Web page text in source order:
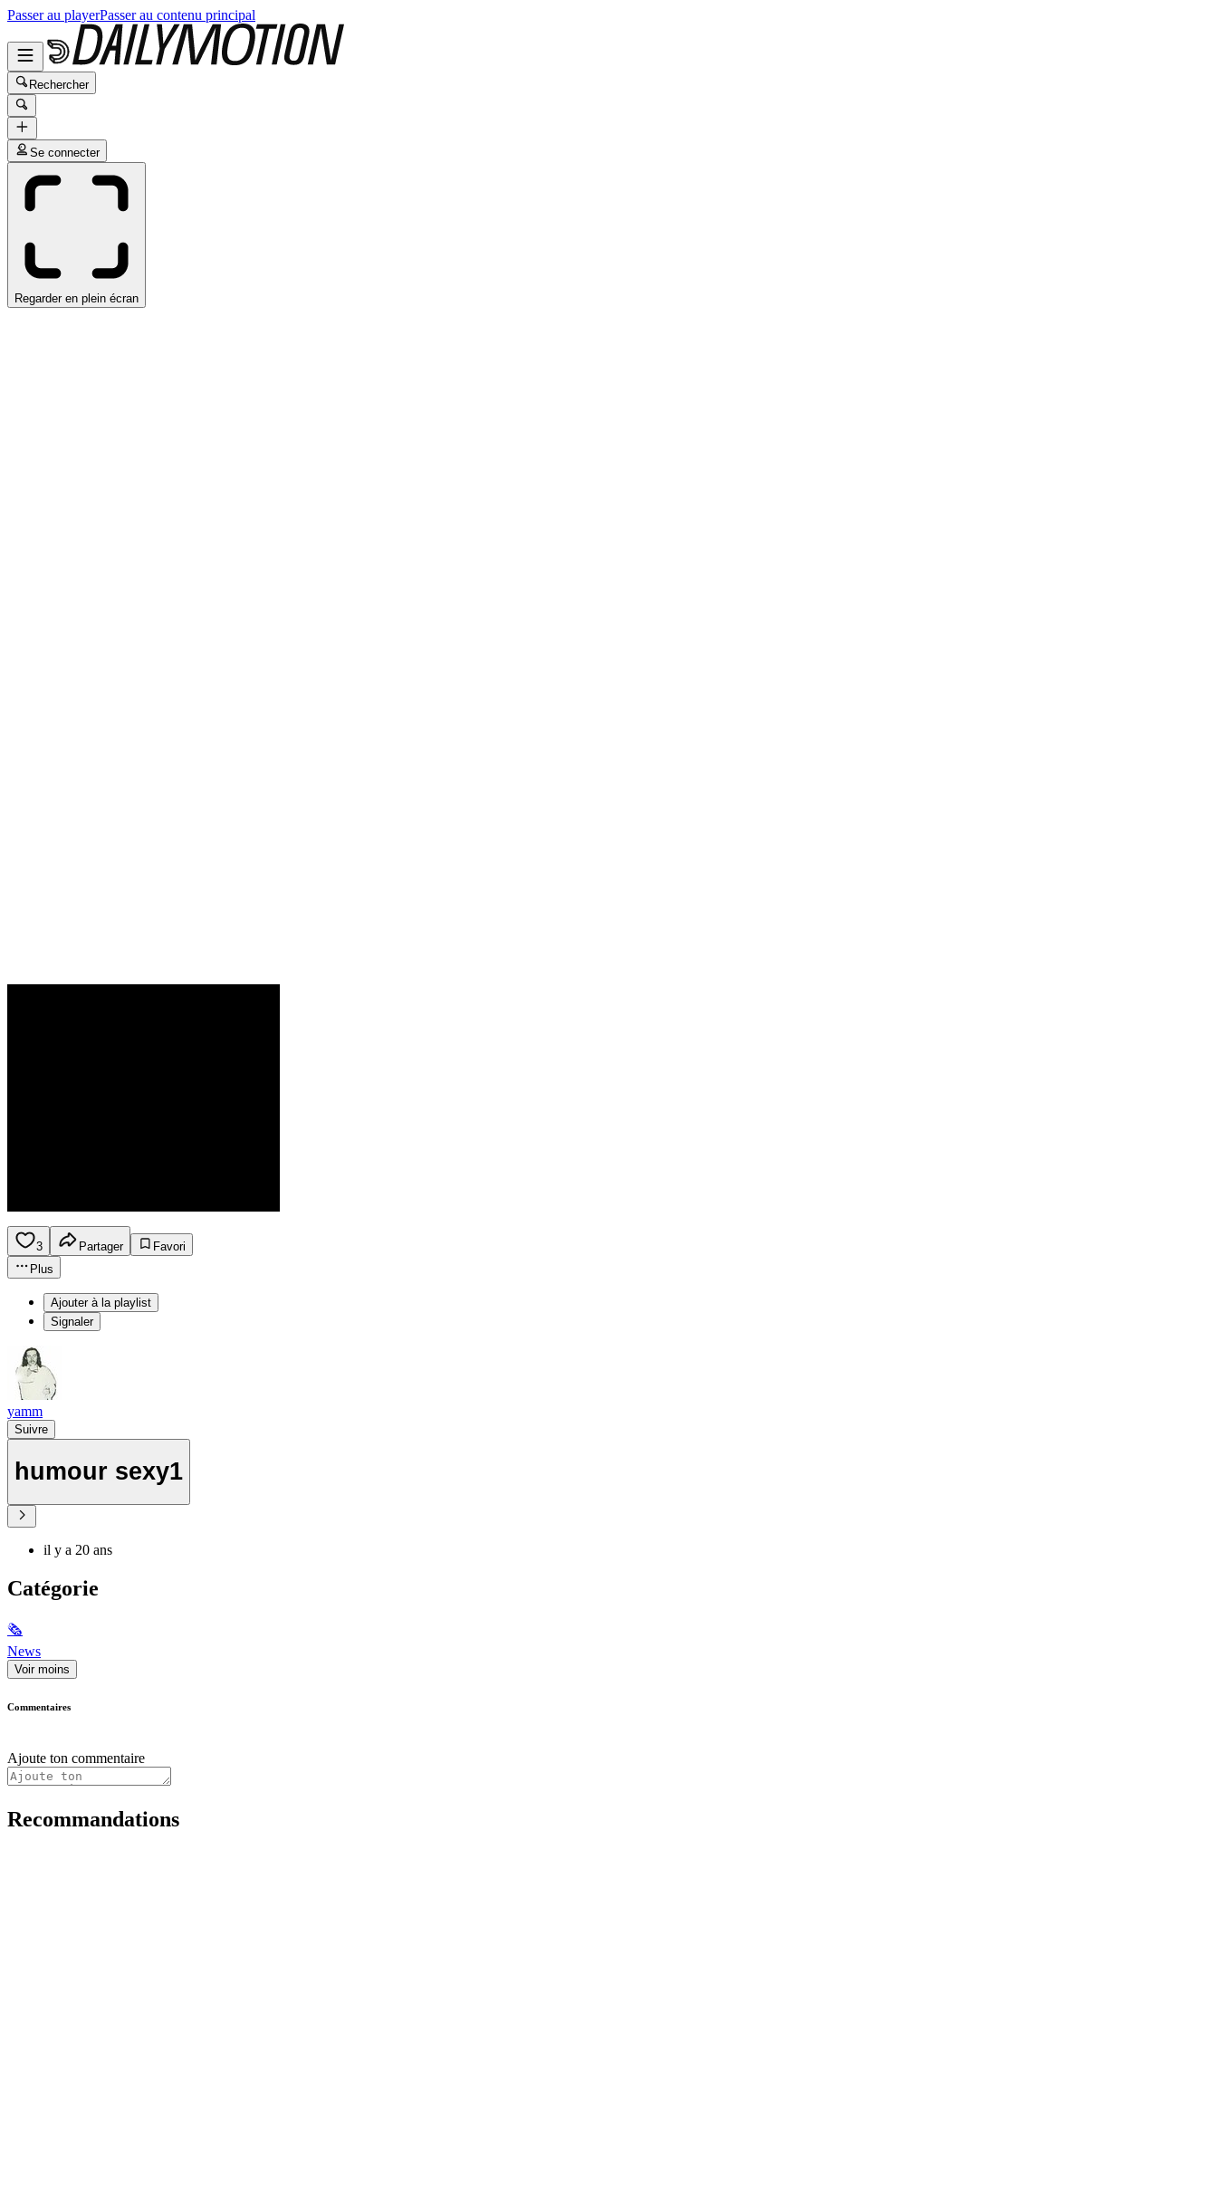
Passer au playerPasser au contenu principal
Rechercher
Se connecter
Regarder en plein écran
3 Partager
Favori
Plus
Ajouter à la playlist
Signaler
yamm
Suivre
humour sexy1
il y a 20 ans
Catégorie
🗞
News
Voir moins
Commentaires
Ajoute ton commentaire
Recommandations